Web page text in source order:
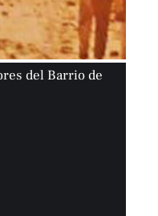
del Barrio de